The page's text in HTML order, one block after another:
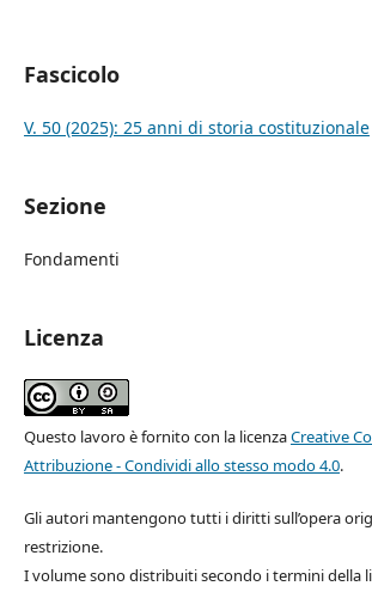
Fascicolo
V. 50 (2025): 25 anni di storia costituzionale
Sezione
Fondamenti
Licenza
Questo lavoro è fornito con la licenzaCreative
Attribuzione - Condividi allo stesso modo 4.0.
Gli autori mantengono tutti i diritti sull’opera
restrizione.
I volume sono distribuiti secondo i termini della